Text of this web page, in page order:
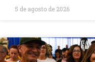
5 de agosto de 2026